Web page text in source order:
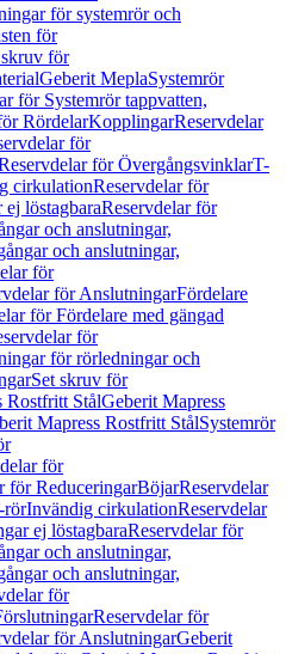
för systemrör och
för
för
Geberit MeplaSystemrör
för Systemrör tappvatten,
RördelarKopplingarReservdelar
för
för ÖvergångsvinklarT-
cirkulationReservdelar för
ej löstagbaraReservdelar för
och anslutningar,
och anslutningar,
för
för AnslutningarFördelare
för Fördelare med gängad
för
för rörledningar och
Set skruv för
Rostfritt StålGeberit Mapress
Mapress Rostfritt StålSystemrör
för
för ReduceringarBöjarReservdelar
rörInvändig cirkulationReservdelar
ej löstagbaraReservdelar för
och anslutningar,
och anslutningar,
för
Reservdelar för
för AnslutningarGeberit